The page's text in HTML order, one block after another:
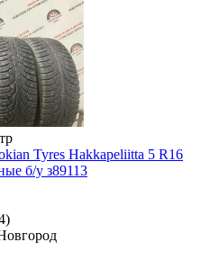
Tyres Hakkapeliitta 5 R16
б/у з89113